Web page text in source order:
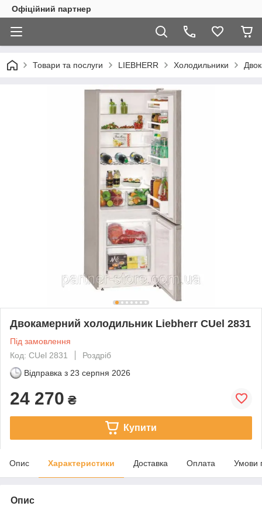
Офіційний партнер
Товари та послуги LIEBHERR Холодильники
Двокамерний холодильник Liebherr CUel 2831
Під замовлення
Код: CUel 2831
Роздріб
Відправка з 23 серпня 2026
24 270 ₴
Купити
Опис Характеристики Доставка Оплата Умови
Опис